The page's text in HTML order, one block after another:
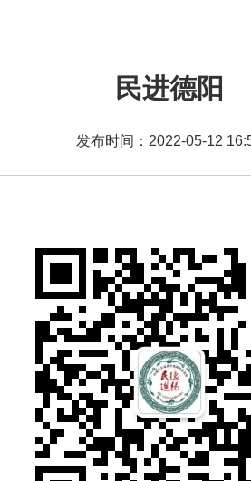
民进德阳
发布时间：2022-05-12